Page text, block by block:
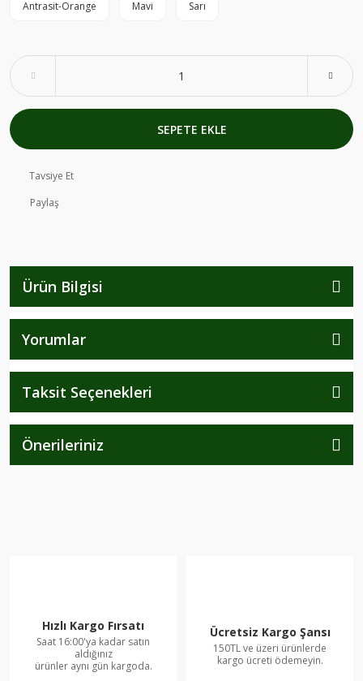
Antrasit-Orange Mavi Sarı
SEPETE EKLE
Tavsiye Et
Paylaş
Ürün Bilgisi
Yorumlar
Taksit Seçenekleri
Önerileriniz
Hızlı Kargo Fırsatı
Saat 16:00'ya kadar satın
aldığınız
ürünler aynı gün kargoda.
Ücretsiz Kargo Şansı
150TL ve üzeri ürünlerde
kargo ücreti ödemeyin.